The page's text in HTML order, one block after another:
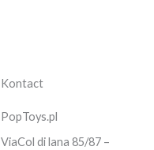
Kontact
PopToys.pl
ViaCol di lana 85/87 –